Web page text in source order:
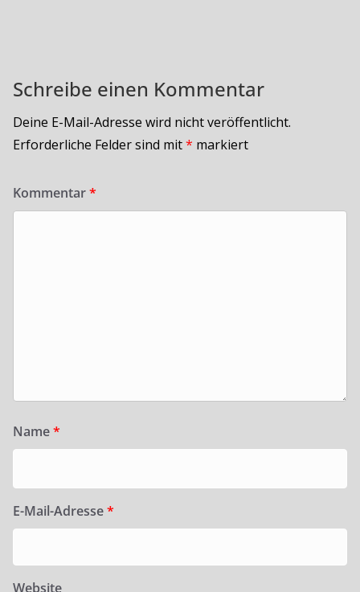
Schreibe einen Kommentar
Deine E-Mail-Adresse wird nicht veröffentlicht.
Erforderliche Felder sind mit* markiert
Kommentar*
Name*
E-Mail-Adresse*
Website